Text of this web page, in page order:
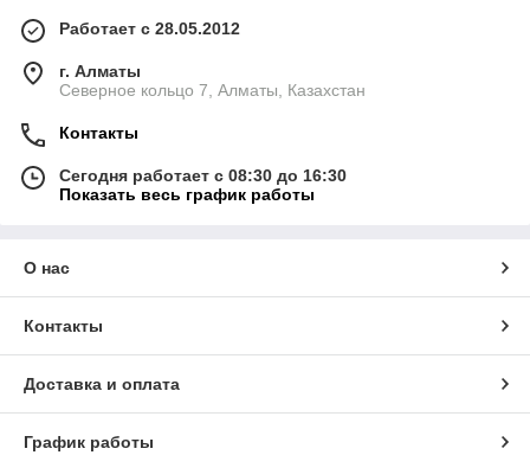
Работает с 28.05.2012
г. Алматы
Северное кольцо 7, Алматы, Казахстан
Контакты
Сегодня работает с 08:30 до 16:30
Показать весь график работы
О нас
Контакты
Доставка и оплата
График работы